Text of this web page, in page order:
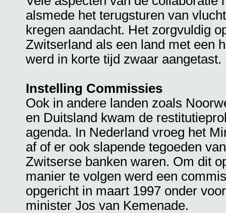
alsmede het terugsturen van
kregen aandacht. Het zorgvuldig
Zwitserland als een land met een
werd in korte tijd zwaar aangetast.
Instelling Commissies
Ook in andere landen zoals
en Duitsland kwam de
agenda. In Nederland vroeg het
af of er ook slapende tegoeden
Zwitserse banken waren. Om dit
manier te volgen werd een
opgericht in maart 1997 onder
minister Jos van Kemenade.